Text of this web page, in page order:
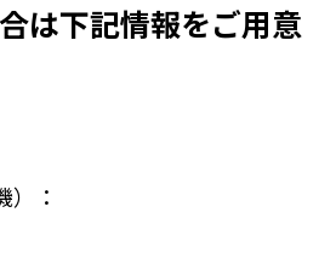
は下記情報をご用意
）：